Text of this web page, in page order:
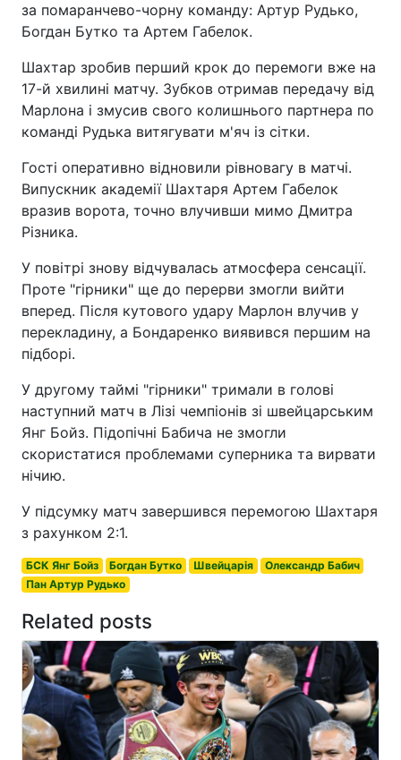
за помаранчево-чорну команду: Артур Рудько,
Богдан Бутко та Артем Габелок.
Шахтар зробив перший крок до перемоги вже на
17-й хвилині матчу. Зубков отримав передачу від
Марлона і змусив свого колишнього партнера по
команді Рудька витягувати м'яч із сітки.
Гості оперативно відновили рівновагу в матчі.
Випускник академії Шахтаря Артем Габелок
вразив ворота, точно влучивши мимо Дмитра
Різника.
У повітрі знову відчувалась атмосфера сенсації.
Проте "гірники" ще до перерви змогли вийти
вперед. Після кутового удару Марлон влучив у
перекладину, а Бондаренко виявився першим на
підборі.
У другому таймі "гірники" тримали в голові
наступний матч в Лізі чемпіонів зі швейцарським
Янг Бойз. Підопічні Бабича не змогли
скористатися проблемами суперника та вирвати
нічию.
У підсумку матч завершився перемогою Шахтаря
з рахунком 2:1.
БСК Янг Бойз Богдан Бутко Швейцарія
Олександр Бабич
Пан Артур Рудько
Related posts